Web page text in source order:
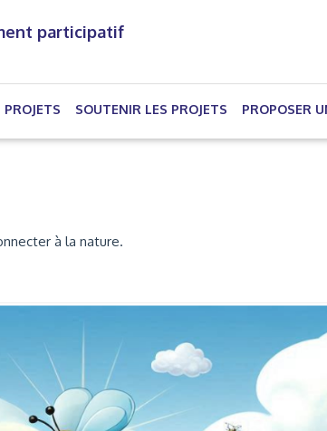
participatif
PROJETS (CURRENT)
SOUTENIR LES PROJETS PROPOSER
à la nature.